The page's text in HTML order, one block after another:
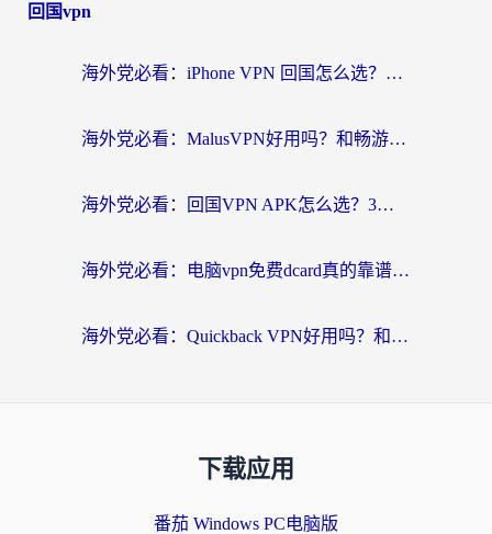
回国vpn
海外党必看：iPhone VPN 回国怎么选？一篇搞定无缝访问国内资源
海外党必看：MalusVPN好用吗？和畅游VPN对比哪个回国效果更好？附穿梭飞鱼神龟真实体验
海外党必看：回国VPN APK怎么选？3步教你无缝刷国内剧玩国服
海外党必看：电脑vpn免费dcard真的靠谱吗？教你选对回国加速器无缝访问国内资源
海外党必看：Quickback VPN好用吗？和小黑牛VPN对比哪个回国效果更好？附真实体验+避坑指南
下载应用
番茄 Windows PC电脑版